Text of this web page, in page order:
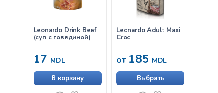
Leonardo Drink Beef
(суп с говядиной)
17 MDL
В корзину
Leonardo Adult Maxi
Croc
от 185 MDL
Выбрать